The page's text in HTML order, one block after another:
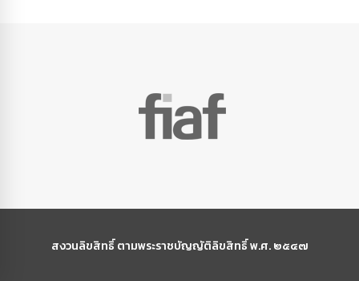
สงวนลิขสิทธิ์ ตามพระราชบัญญัติลิขสิทธิ์ พ.ศ. ๒๕๔๗